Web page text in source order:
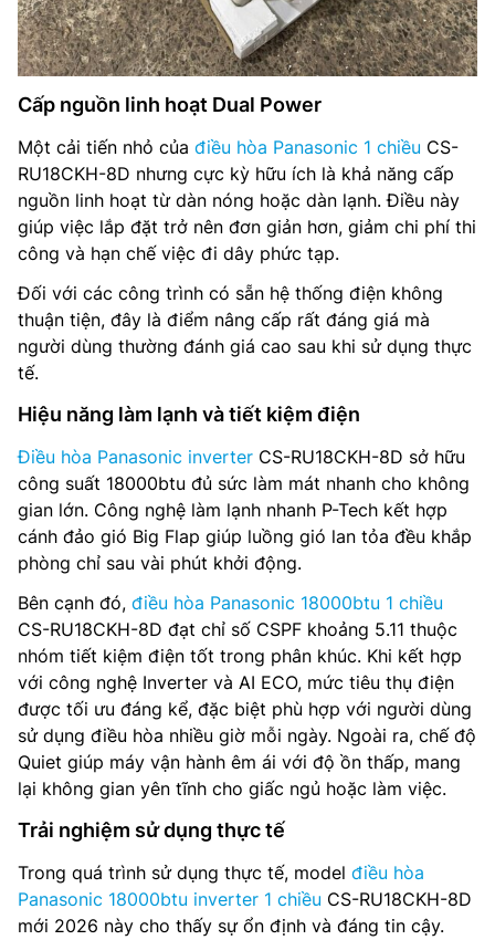
Cấp nguồn linh hoạt Dual Power
Một cải tiến nhỏ của điều hòa Panasonic 1 chiều CS-
RU18CKH-8D nhưng cực kỳ hữu ích là khả năng cấp
nguồn linh hoạt từ dàn nóng hoặc dàn lạnh. Điều này
giúp việc lắp đặt trở nên đơn giản hơn, giảm chi phí thi
công và hạn chế việc đi dây phức tạp.
Đối với các công trình có sẵn hệ thống điện không
thuận tiện, đây là điểm nâng cấp rất đáng giá mà
người dùng thường đánh giá cao sau khi sử dụng thực
tế.
Hiệu năng làm lạnh và tiết kiệm điện
Điều hòa Panasonic inverter CS-RU18CKH-8D sở hữu
công suất 18000btu đủ sức làm mát nhanh cho không
gian lớn. Công nghệ làm lạnh nhanh P-Tech kết hợp
cánh đảo gió Big Flap giúp luồng gió lan tỏa đều khắp
phòng chỉ sau vài phút khởi động.
Bên cạnh đó, điều hòa Panasonic 18000btu 1 chiều
CS-RU18CKH-8D đạt chỉ số CSPF khoảng 5.11 thuộc
nhóm tiết kiệm điện tốt trong phân khúc. Khi kết hợp
với công nghệ Inverter và AI ECO, mức tiêu thụ điện
được tối ưu đáng kể, đặc biệt phù hợp với người dùng
sử dụng điều hòa nhiều giờ mỗi ngày. Ngoài ra, chế độ
Quiet giúp máy vận hành êm ái với độ ồn thấp, mang
lại không gian yên tĩnh cho giấc ngủ hoặc làm việc.
Trải nghiệm sử dụng thực tế
Trong quá trình sử dụng thực tế, model điều hòa
Panasonic 18000btu inverter 1 chiều CS-RU18CKH-8D
mới 2026 này cho thấy sự ổn định và đáng tin cậy.